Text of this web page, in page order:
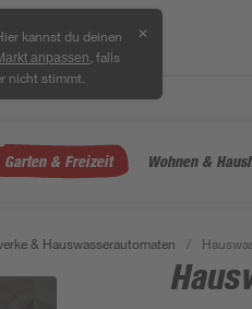
kannst du deinen
anpassen , falls
nicht stimmt.
✕
Garten & Freizeit Wohnen &
& Hauswasserautomaten /